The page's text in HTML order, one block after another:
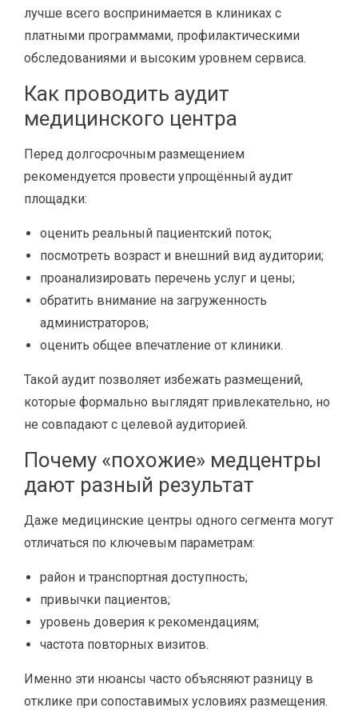
лучше всего воспринимается в клиниках с
платными программами, профилактическими
обследованиями и высоким уровнем сервиса.
Как проводить аудит
медицинского центра
Перед долгосрочным размещением
рекомендуется провести упрощённый аудит
площадки:
оценить реальный пациентский поток;
посмотреть возраст и внешний вид аудитории;
проанализировать перечень услуг и цены;
обратить внимание на загруженность
администраторов;
оценить общее впечатление от клиники.
Такой аудит позволяет избежать размещений,
которые формально выглядят привлекательно, но
не совпадают с целевой аудиторией.
Почему «похожие» медцентры
дают разный результат
Даже медицинские центры одного сегмента могут
отличаться по ключевым параметрам:
район и транспортная доступность;
привычки пациентов;
уровень доверия к рекомендациям;
частота повторных визитов.
Именно эти нюансы часто объясняют разницу в
отклике при сопоставимых условиях размещения.